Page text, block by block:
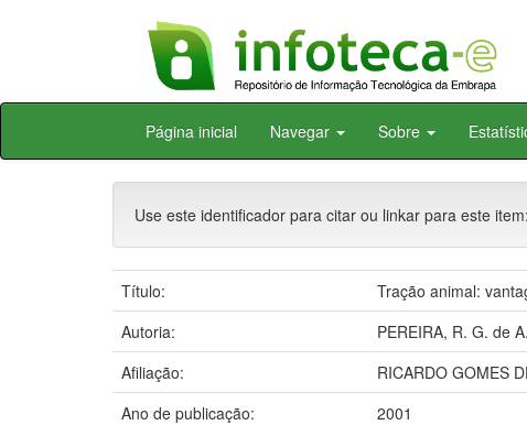
Skip
Página inicial Navegar Sobre
Use este identificador para citar ou linkar para este item:
Título:
Tração animal:
Autoria:
PEREIRA, R. G. de A.
Afiliação:
RICARDO GOMES
Ano de publicação:
2001